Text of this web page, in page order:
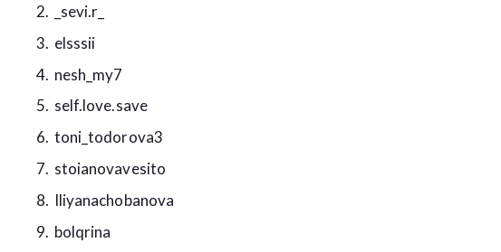
_sevi.r_
elsssii
nesh_my7
self.love.save
toni_todorova3
stoianovavesito
Iliyanachobanova
bolqrina